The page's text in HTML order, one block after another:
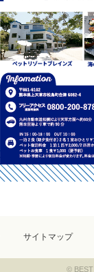
サイトマップ
© BEST